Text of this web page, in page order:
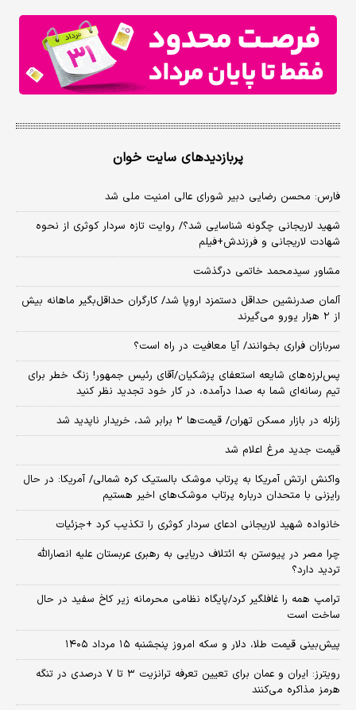
پربازدیدهای سایت خوان
فارس: محسن رضایی دبیر شورای عالی امنیت ملی شد
شهید لاریجانی چگونه شناسایی شد؟/ روایت تازه سردار کوثری از نحوه
شهادت لاریجانی و فرزندش+فیلم
مشاور سیدمحمد خاتمی درگذشت
آلمان صدرنشین حداقل دستمزد اروپا شد/ کارگران حداقل‌بگیر ماهانه بیش
از ۲ هزار یورو می‌گیرند
سربازان فراری بخوانند/ آیا معافیت در راه است؟
پس‌لرزه‌های شایعه استعفای پزشکیان/آقای رئیس جمهور! زنگ خطر برای
تیم رسانه‌ای شما به صدا درآمده، در کار خود تجدید نظر کنید
زلزله در بازار مسکن تهران/ قیمت‌ها ۲ برابر شد، خریدار ناپدید شد
قیمت جدید مرغ اعلام شد
واکنش ارتش آمریکا به پرتاب موشک بالستیک کره شمالی/ آمریکا: در حال
رایزنی با متحدان درباره پرتاب موشک‌های اخیر هستیم
خانواده شهید لاریجانی ادعای سردار کوثری را تکذیب کرد +جزئیات
چرا مصر در پیوستن به ائتلاف دریایی به رهبری عربستان علیه انصارالله
تردید دارد؟
ترامپ همه را غافلگیر کرد/پایگاه نظامی محرمانه زیر کاخ سفید در حال
ساخت است
پیش‌بینی قیمت طلا، دلار و سکه امروز پنجشنبه ۱۵ مرداد ۱۴۰۵
رویترز: ایران و عمان برای تعیین تعرفه ترانزیت ۳ تا ۷ درصدی در تنگه
هرمز مذاکره می‌کنند